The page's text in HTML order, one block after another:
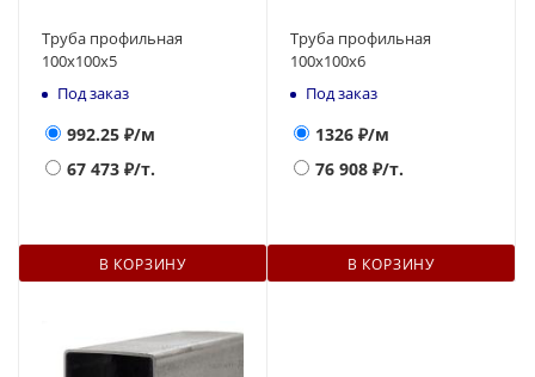
Труба профильная
100х100х5
Под заказ
992.25 ₽/м
67 473 ₽/т.
В КОРЗИНУ
Труба профильная
100х100х6
Под заказ
1326 ₽/м
76 908 ₽/т.
В КОРЗИНУ